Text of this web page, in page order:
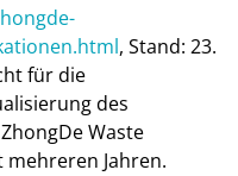
, Stand: 23.
für die
des
Waste
mehreren Jahren.